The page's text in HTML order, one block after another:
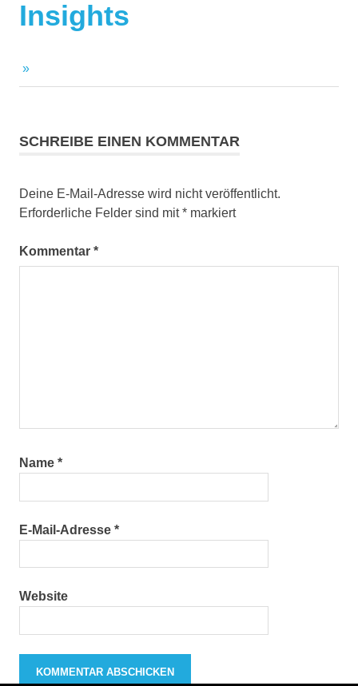
Insights
SCHREIBE EINEN KOMMENTAR
Deine E-Mail-Adresse wird nicht veröffentlicht.
Erforderliche Felder sind mit* markiert
Kommentar *
Name *
E-Mail-Adresse *
Website